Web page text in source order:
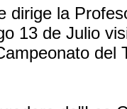
dirige la
13 de Julio
del